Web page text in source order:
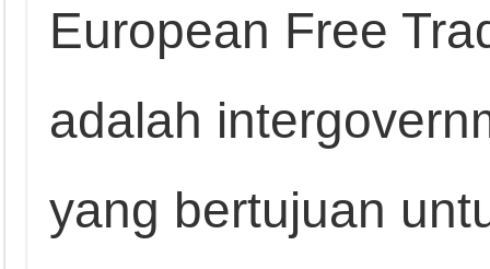
European Free
adalah
yang bertujuan